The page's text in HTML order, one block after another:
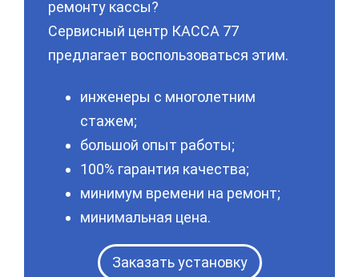
ремонту кассы?
Сервисный центр КАССА 77
предлагает воспользоваться этим.
инженеры с многолетним
стажем;
большой опыт работы;
100% гарантия качества;
минимум времени на ремонт;
минимальная цена.
Заказать установку